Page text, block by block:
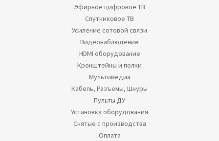
Эфирное цифровое ТВ
Спутниковое ТВ
Усиление сотовой связи
Видеонаблюдение
HDMI оборудование
Кронштейны и полки
Мультимедиа
Кабель, Разъемы, Шнуры
Пульты ДУ
Установка оборудования
Снятые с производства
Оплата